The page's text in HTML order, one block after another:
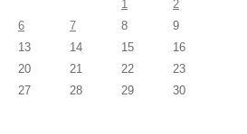
1
2
6 7 8
9
13 14 15
16
20 21 22
23
27 28 29
30